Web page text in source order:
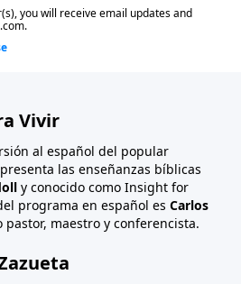
Vivir
al español del popular
las enseñanzas bíblicas
y conocido como Insight for
programa en español es Carlos
pastor, maestro y conferencista.